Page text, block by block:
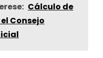
Cálculo de
Consejo